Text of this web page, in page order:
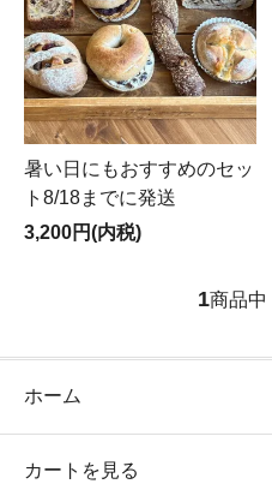
暑い日にもおすすめのセッ
ト8/18までに発送
3,200円(内税)
1商品中
ホーム
カートを見る